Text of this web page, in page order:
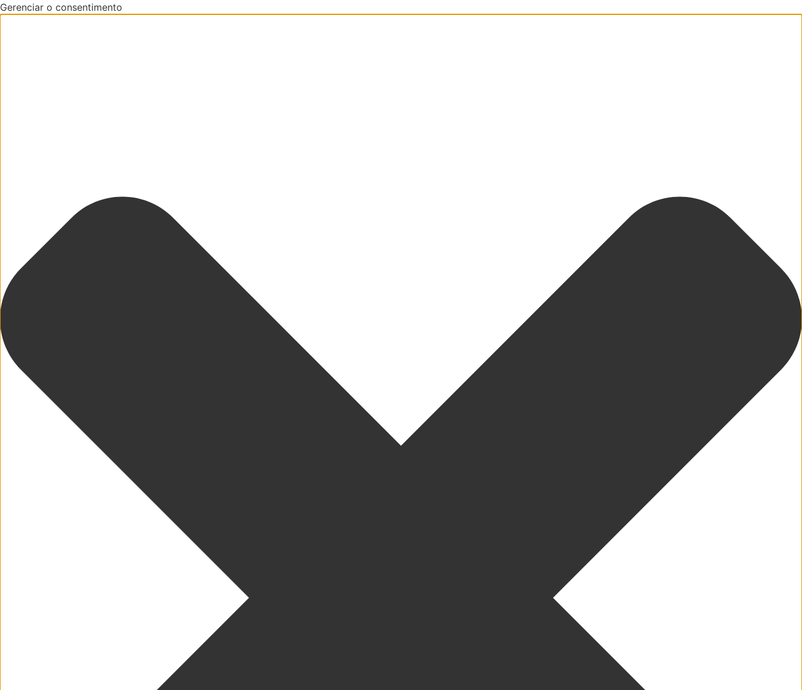
Gerenciar o consentimento